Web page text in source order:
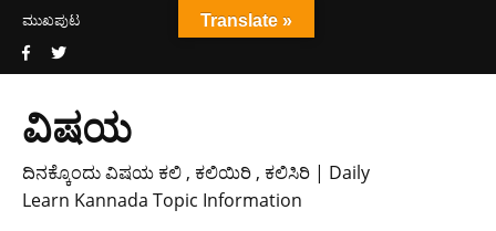
ಮುಖಪುಟ
ವಿಷಯ
ದಿನಕ್ಕೊಂದು ವಿಷಯ ಕಲಿ , ಕಲಿಯಿರಿ , ಕಲಿಸಿರಿ | Daily
Learn Kannada Topic Information
Translate »